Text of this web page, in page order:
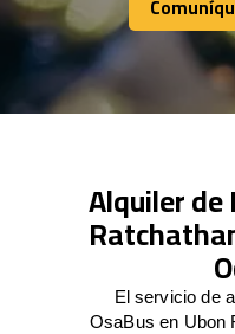
Alquiler de
El servicio de
OsaBus en Ubon